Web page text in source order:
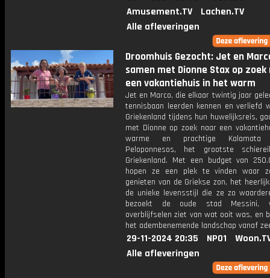
Amusement.TV
Lachen.TV
Alle afleveringen
Droomhuis Gezocht: Jet en
samen met Dionne Stax op zoek
een vakantiehuis in het warm
Jet en Marco, die elkaar twintig jaar
tennisbaan leerden kennen en verliefd
Griekenland tijdens hun huwelijksreis,
met Dionne op zoek naar een
warme en prachtige
Peloponnesos, het grootste
Griekenland. Met een budget van
hopen ze een plek te vinden waar
genieten van de Griekse zon, het
de unieke levensstijl die ze zo
bezoekt de oude stad Messini,
overblijfselen ziet van wat ooit was, en
het adembenemende landschap vanaf
29-11-2024 20:35 NPO1
Alle afleveringen